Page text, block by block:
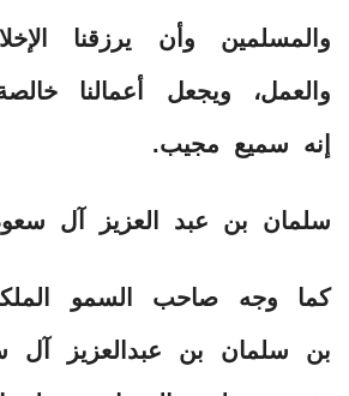
والمسلمين وأن يرزقنا
والعمل، ويجعل أعمالنا
إنه سميع مجيب.
سلمان بن عبد العزيز آل
كما وجه صاحب السمو
بن سلمان بن عبدالعزيز آل